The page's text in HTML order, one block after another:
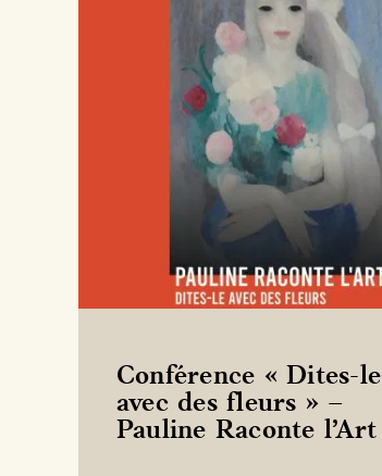
Conférence « Dites-le
avec des fleurs » –
Pauline Raconte l’Art